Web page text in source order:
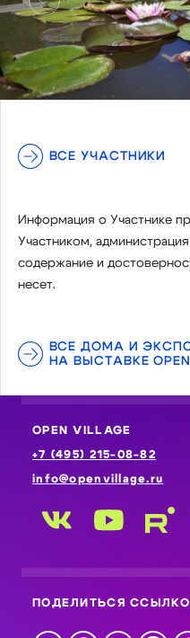
Предыдущий
ВСЕ УЧАСТНИКИ
Информация о Участнике
Участником,
содержание и
несет.
ВСЕ ДОМА И
НА ВЫСТАВКЕ
OPEN VILLAGE
+7 (495) 215-08-82
info@openvillage.ru
ПОДЕЛИТЬСЯ